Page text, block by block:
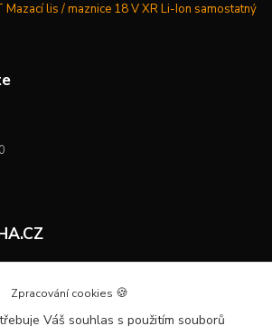
Mazací lis / maznice 18 V XR Li-Ion samostatný
936 535
Zpracování cookies 🍪
Váš souhlas s použitím souborů